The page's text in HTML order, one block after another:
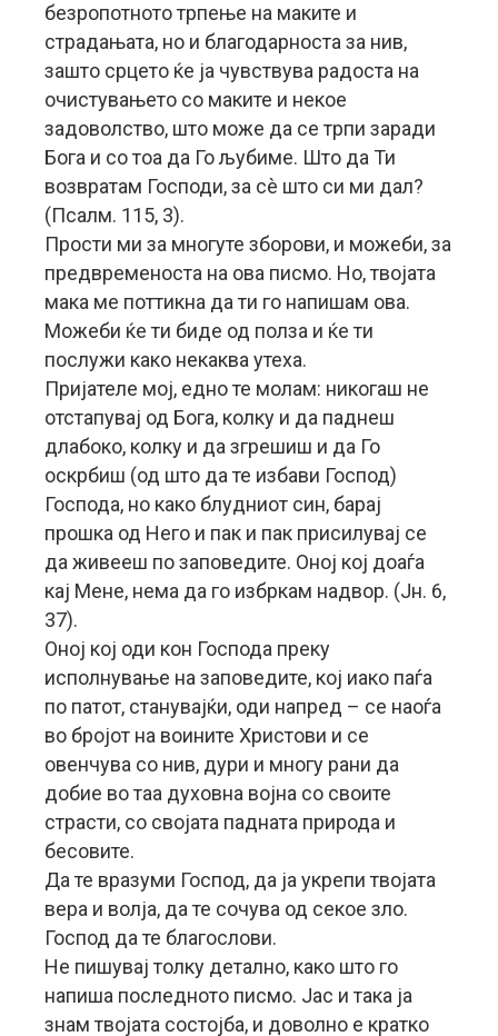
безропотното трпење на маките и
страдањата, но и благодарноста за нив,
зашто срцето ќе ја чувствува радоста на
очистувањето со маките и некое
задоволство, што може да се трпи заради
Бога и со тоа да Го љубиме. Што да Ти
возвратам Господи, за сè што си ми дал?
(Псалм. 115, 3).
Прости ми за многуте зборови, и можеби, за
предвременоста на ова писмо. Но, твојата
мака ме поттикна да ти го напишам ова.
Можеби ќе ти биде од полза и ќе ти
послужи како некаква утеха.
Пријателе мој, едно те молам: никогаш не
отстапувај од Бога, колку и да паднеш
длабоко, колку и да згрешиш и да Го
оскрбиш (од што да те избави Господ)
Господа, но како блудниот син, барај
прошка од Него и пак и пак присилувај се
да живееш по заповедите. Оној кој доаѓа
кај Мене, нема да го избркам надвор. (Јн. 6,
37).
Оној кој оди кон Господа преку
исполнување на заповедите, кој иако паѓа
по патот, станувајќи, оди напред – се наоѓа
во бројот на воините Христови и се
овенчува со нив, дури и многу рани да
добие во таа духовна војна со своите
страсти, со својата падната природа и
бесовите.
Да те вразуми Господ, да ја укрепи твојата
вера и волја, да те сочува од секое зло.
Господ да те благослови.
Не пишувај толку детално, како што го
напиша последното писмо. Јас и така ја
знам твојата состојба, и доволно е кратко